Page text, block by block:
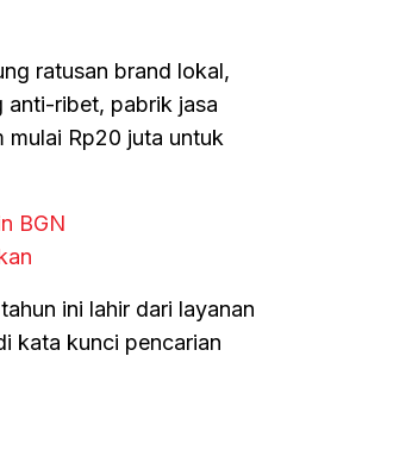
ratusan brand lokal,
anti-ribet, pabrik jasa
mulai Rp20 juta untuk
BGN
ini lahir dari layanan
kata kunci pencarian